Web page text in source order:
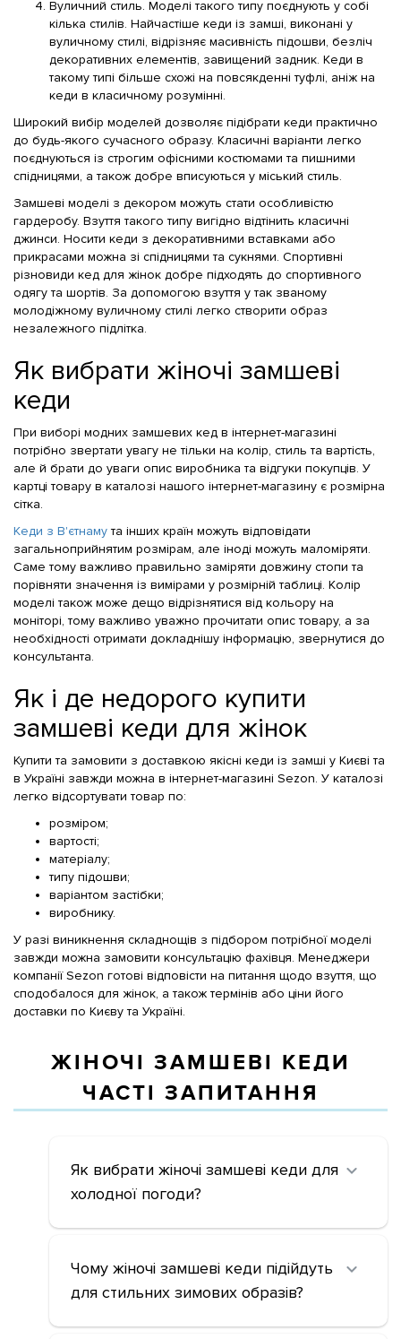
Вуличний стиль. Моделі такого типу поєднують у собі
кілька стилів. Найчастіше кеди із замші, виконані у
вуличному стилі, відрізняє масивність підошви, безліч
декоративних елементів, завищений задник. Кеди в
такому типі більше схожі на повсякденні туфлі, аніж на
кеди в класичному розумінні.
Широкий вибір моделей дозволяє підібрати кеди практично
до будь-якого сучасного образу. Класичні варіанти легко
поєднуються із строгим офісними костюмами та пишними
спідницями, а також добре вписуються у міський стиль.
Замшеві моделі з декором можуть стати особливістю
гардеробу. Взуття такого типу вигідно відтінить класичні
джинси. Носити кеди з декоративними вставками або
прикрасами можна зі спідницями та сукнями. Спортивні
різновиди кед для жінок добре підходять до спортивного
одягу та шортів. За допомогою взуття у так званому
молодіжному вуличному стилі легко створити образ
незалежного підлітка.
Як вибрати жіночі замшеві
кеди
При виборі модних замшевих кед в інтернет-магазині
потрібно звертати увагу не тільки на колір, стиль та вартість,
але й брати до уваги опис виробника та відгуки покупців. У
картці товару в каталозі нашого інтернет-магазину є розмірна
сітка.
Кеди з В'єтнаму та інших країн можуть відповідати
загальноприйнятим розмірам, але іноді можуть маломіряти.
Саме тому важливо правильно заміряти довжину стопи та
порівняти значення із вимірами у розмірній таблиці. Колір
моделі також може дещо відрізнятися від кольору на
моніторі, тому важливо уважно прочитати опис товару, а за
необхідності отримати докладнішу інформацію, звернутися до
консультанта.
Як і де недорого купити
замшеві кеди для жінок
Купити та замовити з доставкою якісні кеди із замші у Києві та
в Україні завжди можна в інтернет-магазині Sezon. У каталозі
легко відсортувати товар по:
розміром;
вартості;
матеріалу;
типу підошви;
варіантом застібки;
виробнику.
У разі виникнення складнощів з підбором потрібної моделі
завжди можна замовити консультацію фахівця. Менеджери
компанії Sezon готові відповісти на питання щодо взуття, що
сподобалося для жінок, а також термінів або ціни його
доставки по Києву та Україні.
ЖІНОЧІ ЗАМШЕВІ КЕДИ
ЧАСТІ ЗАПИТАННЯ
Як вибрати жіночі замшеві кеди для
холодної погоди?
Чому жіночі замшеві кеди підійдуть
для стильних зимових образів?